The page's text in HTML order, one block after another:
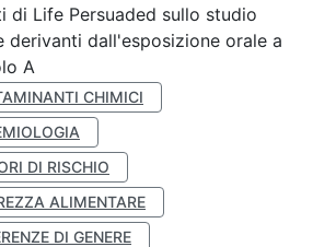
di Life Persuaded sullo studio
derivanti dall'esposizione orale a
A
CHIMICI
DI RISCHIO
ALIMENTARE
DI GENERE